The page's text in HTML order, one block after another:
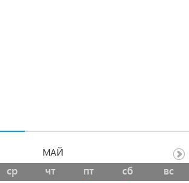
ср чт пт сб вс
МАЙ